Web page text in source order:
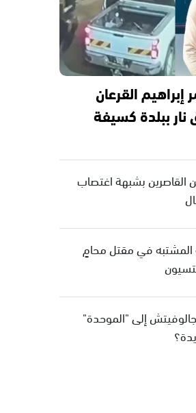
القرعان
ببلدة كسيفة
القاصرين بشبهة اغتصاب
في مقتل محامٍ
إلى "الموحدة"